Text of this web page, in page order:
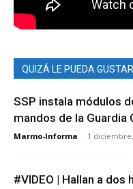
QUIZÁ LE PUEDA GUSTAR
SSP instala módulos
mandos de la Guardia
Marmo-Informa - 1
#VIDEO | Hallan a